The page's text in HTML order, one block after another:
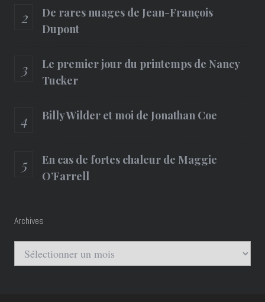
De rares nuages de Jean-François
Dupont
Le premier jour du printemps de Nancy
Tucker
Billy Wilder et moi de Jonathan Coe
En cas de fortes chaleur de Maggie
O’Farrell
Archives
Archives